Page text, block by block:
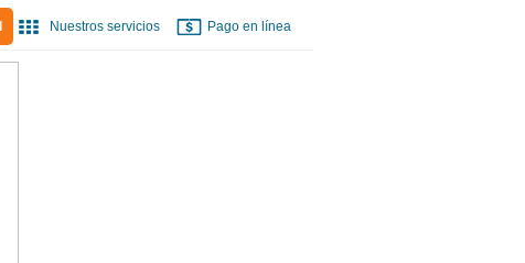
Nuestros servicios Pago en línea